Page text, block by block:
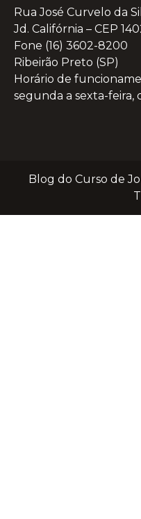
Rua José Curvelo da
Jd. Califórnia – CEP
Fone (16) 3602-8200
Ribeirão Preto (SP)
Horário de
segunda a sexta-feira,
Blog do Curso de